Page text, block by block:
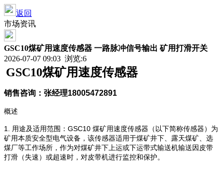
返回
市场资讯
GSC10煤矿用速度传感器 一路脉冲信号输出 矿用打滑开关
2026-07-07 09:03 浏览:6
GSC10煤矿用速度传感器
销售咨询：张经理18005472891
概述
1. 用途及适用范围： GSC10 煤矿用速度传感器（以下简称传感器）为
矿用本质安全型电气设备，该传感器适用于煤矿井下、露天煤矿、选
煤厂等工作场所，作为对煤矿井下上运或下运带式输送机输送因皮带
打滑（失速）或超速时，对皮带机进行监控和保护。